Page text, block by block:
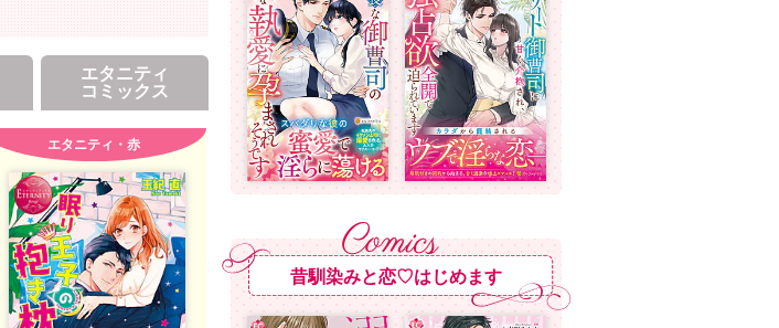
エタニティ
コミックス
エタニティ・赤
昔馴染みと恋♡はじめます